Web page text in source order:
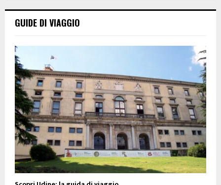
GUIDE DI VIAGGIO